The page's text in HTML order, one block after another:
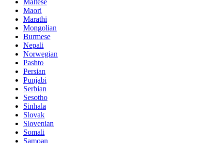
Maltese
Maori
Marathi
Mongolian
Burmese
Nepali
Norwegian
Pashto
Persian
Punjabi
Serbian
Sesotho
Sinhala
Slovak
Slovenian
Somali
Samoan